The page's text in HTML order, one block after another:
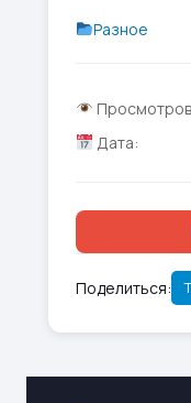
Разное
Дата:
Поделиться: